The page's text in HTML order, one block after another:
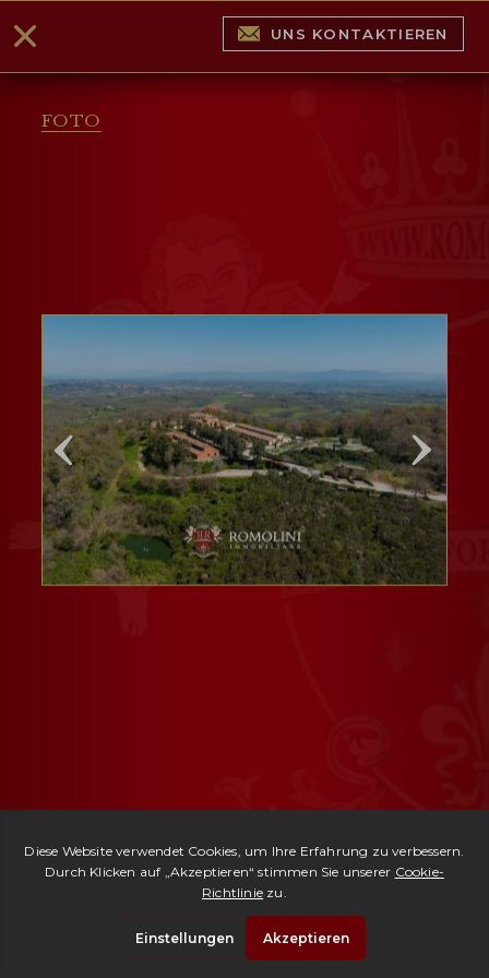
FOTO
UNS KONTAKTIEREN
Resort Val d'Orcia
| € 4,800,000